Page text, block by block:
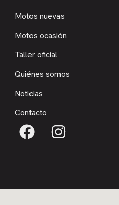
Motos nuevas
Motos ocasión
Taller oficial
Quiénes somos
Noticias
Contacto